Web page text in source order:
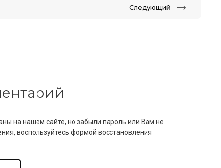
Следующий
на нашем сайте, но забыли пароль или Вам не
воспользуйтесь формой восстановления